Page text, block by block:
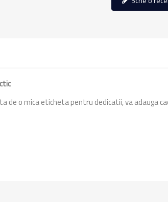
o mica eticheta pentru dedicatii, va adauga